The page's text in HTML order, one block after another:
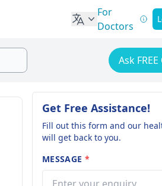
For
Doctors
Ask
Get Free Assistance!
Fill out this form and our
will get back to you.
MESSAGE *